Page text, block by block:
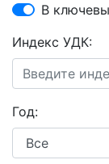
В
Индекс УДК:
Год: